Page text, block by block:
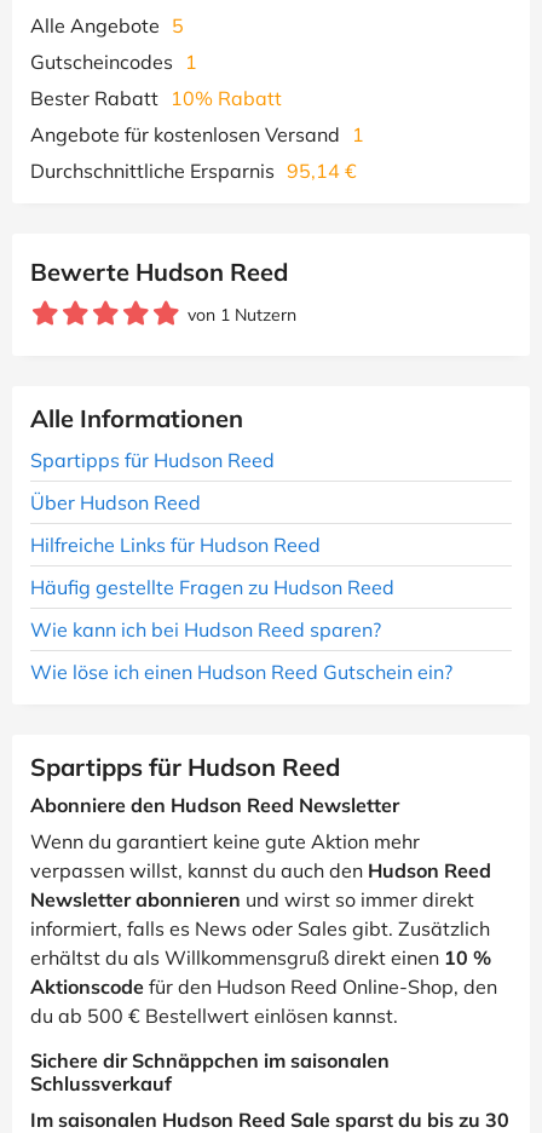
Alle Angebote 5
Gutscheincodes
1
Bester Rabatt 10% Rabatt
Angebote für kostenlosen Versand
1
Durchschnittliche Ersparnis 95,14 €
Bewerte Hudson Reed
von 1 Nutzern
Alle Informationen
Spartipps für Hudson Reed
Über Hudson Reed
Hilfreiche Links für Hudson Reed
Häufig gestellte Fragen zu Hudson Reed
Wie kann ich bei Hudson Reed sparen?
Wie löse ich einen Hudson Reed Gutschein ein?
Spartipps für Hudson Reed
Abonniere den Hudson Reed Newsletter
Wenn du garantiert keine gute Aktion mehr
verpassen willst, kannst du auch den Hudson Reed
Newsletter abonnieren und wirst so immer direkt
informiert, falls es News oder Sales gibt. Zusätzlich
erhältst du als Willkommensgruß direkt einen 10 %
Aktionscode für den Hudson Reed Online-Shop, den
du ab 500 € Bestellwert einlösen kannst.
Sichere dir Schnäppchen im saisonalen
Schlussverkauf
Im saisonalen Hudson Reed Sale sparst du bis zu 30